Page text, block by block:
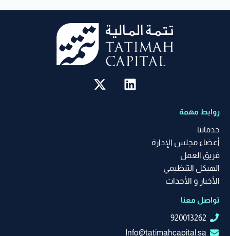
روابط مهمة
خدماتنا
أعضاء مجلس الإدارة
فريق العمل
الهيكل التنظيمي
الأخبار و الأحداث
تواصل معنا
920013262
Info@tatimahcapital.sa